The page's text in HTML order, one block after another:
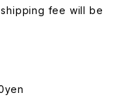
fee will be